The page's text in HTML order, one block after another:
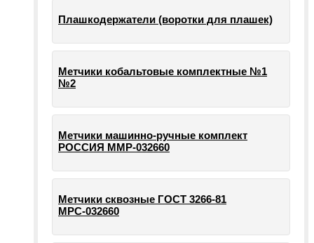
Плашкодержатели (воротки для плашек)
Метчики кобальтовые комплектные №1
№2
Метчики машинно-ручные комплект
РОССИЯ ММР-032660
Метчики сквозные ГОСТ 3266-81
МРС-032660